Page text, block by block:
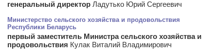
генеральный директор Ладутько Юрий Сергеевич
Министерство сельского хозяйства и продовольствия
Республики Беларусь
первый заместитель Министра сельского хозяйства и
продовольствия Кулак Виталий Владимирович